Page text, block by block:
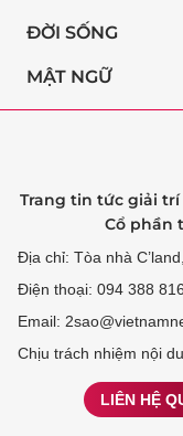
ĐỜI SỐNG
MẬT NGỮ
Trang tin tức giải
Cổ phần
Địa chỉ: Tòa nhà
Điện thoại: 094 388
Email:
Chịu trách nhiệm nội
LIÊN HỆ